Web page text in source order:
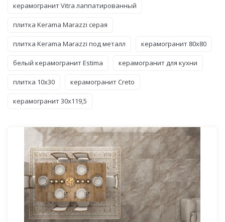
керамогранит Vitra лаппатированный
плитка Kerama Marazzi серая
плитка Kerama Marazzi под металл керамогранит 80x80
белый керамогранит Estima керамогранит для кухни
плитка 10x30 керамогранит Creto
керамогранит 30x119,5